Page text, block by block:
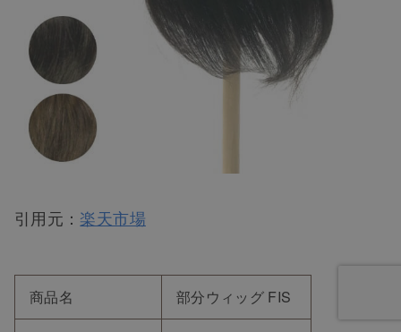
引用元： 楽天市場
商品名 部分ウィッグ FIS